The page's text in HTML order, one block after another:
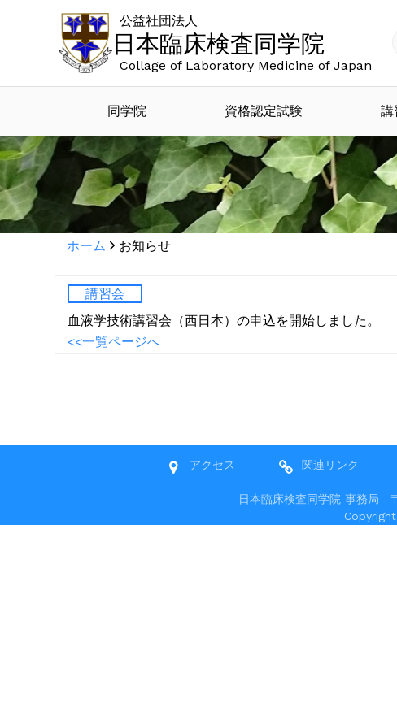
日本臨床検査同学院
公益社団法人
Collage of Laboratory Medicine of Japan
同学院 資格認定試験 講
ホーム お知らせ
講習会
血液学技術講習会（西日本）の申込を開始しました。
<<一覧ページへ
アクセス 関連リンク
日本臨床検査同学院 事務局